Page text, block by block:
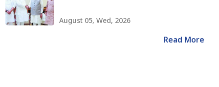
August 05, Wed, 2026
Read More